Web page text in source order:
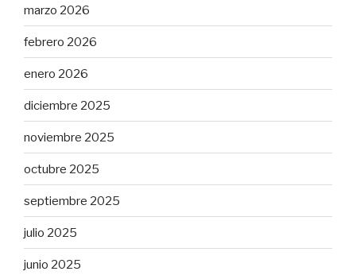
marzo 2026
febrero 2026
enero 2026
diciembre 2025
noviembre 2025
octubre 2025
septiembre 2025
julio 2025
junio 2025